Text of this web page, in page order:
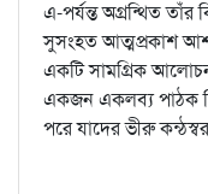
এ-পর্যন্ত অগ্রন্থিত তাঁর
সুসংহত আত্মপ্রকাশ আশা
একটি সামগ্রিক
একজন একলব্য পাঠক
পরে যাদের ভীরু